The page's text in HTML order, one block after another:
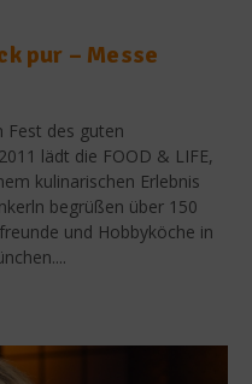
pur – Messe
Fest des guten
lädt die FOOD & LIFE,
kulinarischen Erlebnis
begrüßen über 150
und Hobbyköche in